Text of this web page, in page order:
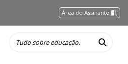
Área do Assinante